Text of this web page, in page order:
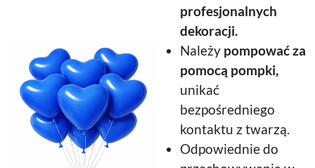
profesjonalnych
dekoracji.
Należy pompować za
pomocą pompki,
unikać
bezpośredniego
kontaktu z twarzą.
Odpowiednie do